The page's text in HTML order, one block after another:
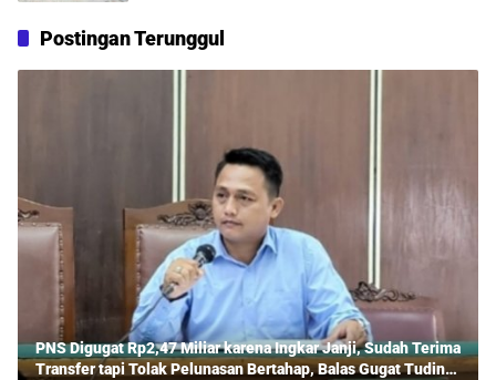
Postingan Terunggul
PNS Digugat Rp2,47 Miliar karena Ingkar Janji, Sudah Terima
Transfer tapi Tolak Pelunasan Bertahap, Balas Gugat Tuding